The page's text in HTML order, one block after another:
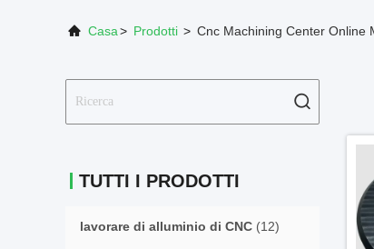
Casa> Prodotti > Cnc Machining Center Online
TUTTI I PRODOTTI
lavorare di alluminio di CNC (12)